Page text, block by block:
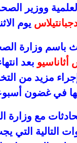
ووزير
يوم
باسم وزارة
أثاناسيو بعد
مزيد من
في غضون
مع وزارة
التالية التي